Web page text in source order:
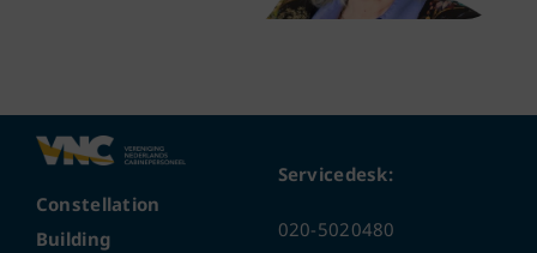
Constellation
Building
Servicedesk:
020-5020480